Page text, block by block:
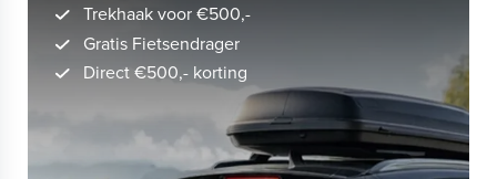
Trekhaak voor €500,-
Gratis Fietsendrager
Direct €500,- korting